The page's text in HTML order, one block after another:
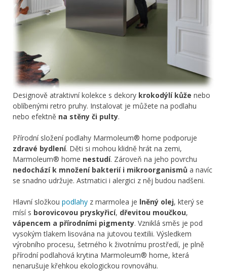
Designově atraktivní kolekce s dekory krokodýlí kůže nebo
oblíbenými retro pruhy. Instalovat je můžete na podlahu
nebo efektně na stěny či pulty.
Přírodní složení podlahy Marmoleum® home podporuje
zdravé bydlení. Děti si mohou klidně hrát na zemi,
Marmoleum® home nestudí. Zároveň na jeho povrchu
nedochází k množení bakterií i mikroorganismů a navíc
se snadno udržuje. Astmatici i alergici z něj budou nadšeni.
Hlavní složkou podlahy z marmolea je lněný olej, který se
mísí s borovicovou pryskyřicí, dřevitou moučkou,
vápencem a přírodními pigmenty. Vzniklá směs je pod
vysokým tlakem lisována na jutovou textilii. Výsledkem
výrobního procesu, šetrného k životnímu prostředí, je plně
přírodní podlahová krytina Marmoleum® home, která
nenarušuje křehkou ekologickou rovnováhu.